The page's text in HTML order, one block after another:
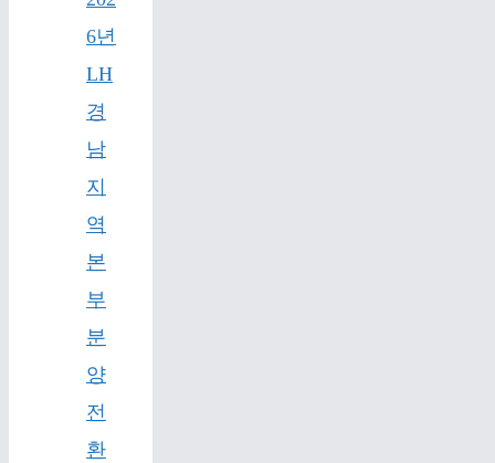
6년
LH
경
남
지
역
본
부
분
양
전
환